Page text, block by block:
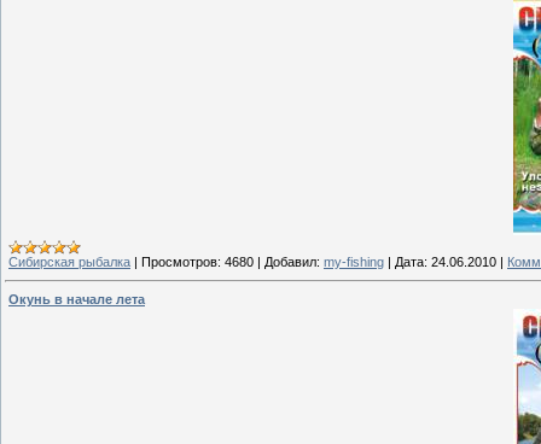
Сибирская рыбалка Просмотров: 4680 Добавил: my-fishing Дата: 24.06.2010
Окунь в начале лета